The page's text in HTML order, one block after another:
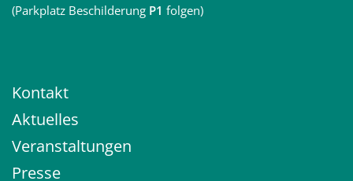
(Parkplatz Beschilderung P1 folgen)
Kontakt
Aktuelles
Veranstaltungen
Presse